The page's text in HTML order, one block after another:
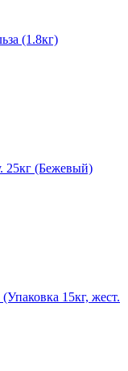
(1.8кг)
25кг (Бежевый)
15кг, жест.